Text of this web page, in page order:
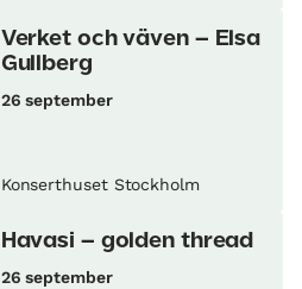
Verket och väven – Elsa
Gullberg
26 september
Konserthuset Stockholm
Havasi – golden thread
26 september